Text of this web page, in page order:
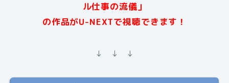
ル仕事の流儀」
の作品がU-NEXTで視聴できます！
↓ ↓ ↓